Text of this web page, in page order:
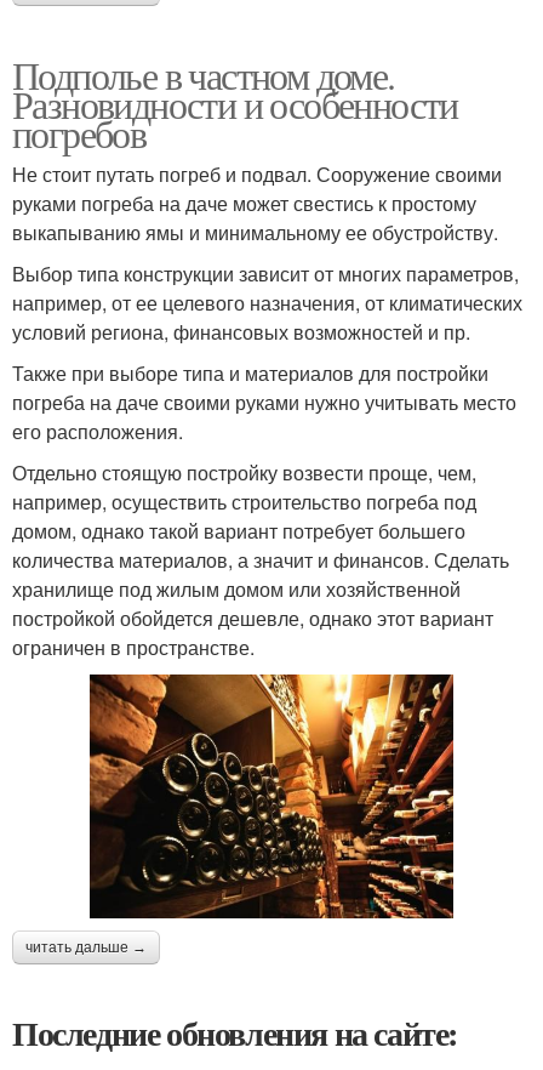
Подполье в частном доме.
Разновидности и особенности
погребов
Не стоит путать погреб и подвал. Сооружение своими
руками погреба на даче может свестись к простому
выкапыванию ямы и минимальному ее обустройству.
Выбор типа конструкции зависит от многих параметров,
например, от ее целевого назначения, от климатических
условий региона, финансовых возможностей и пр.
Также при выборе типа и материалов для постройки
погреба на даче своими руками нужно учитывать место
его расположения.
Отдельно стоящую постройку возвести проще, чем,
например, осуществить строительство погреба под
домом, однако такой вариант потребует большего
количества материалов, а значит и финансов. Сделать
хранилище под жилым домом или хозяйственной
постройкой обойдется дешевле, однако этот вариант
ограничен в пространстве.
читать дальше →
Последние обновления на сайте: